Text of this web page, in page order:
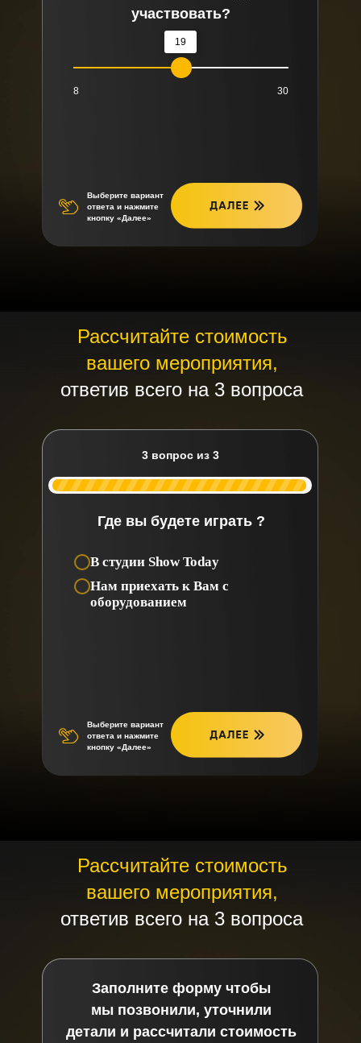
участвовать?
Выберите вариант
ответа и нажмите
кнопку «Далее»
19
8 30
Рассчитайте стоимость
вашего мероприятия,
ответив всего на 3 вопроса
3 вопрос из 3
Где вы будете играть ?
Выберите вариант
ответа и нажмите
кнопку «Далее»
В студии Show Today
Нам приехать к Вам с
оборудованием
Рассчитайте стоимость
вашего мероприятия,
ответив всего на 3 вопроса
Заполните форму чтобы
мы позвонили, уточнили
детали и рассчитали стоимость